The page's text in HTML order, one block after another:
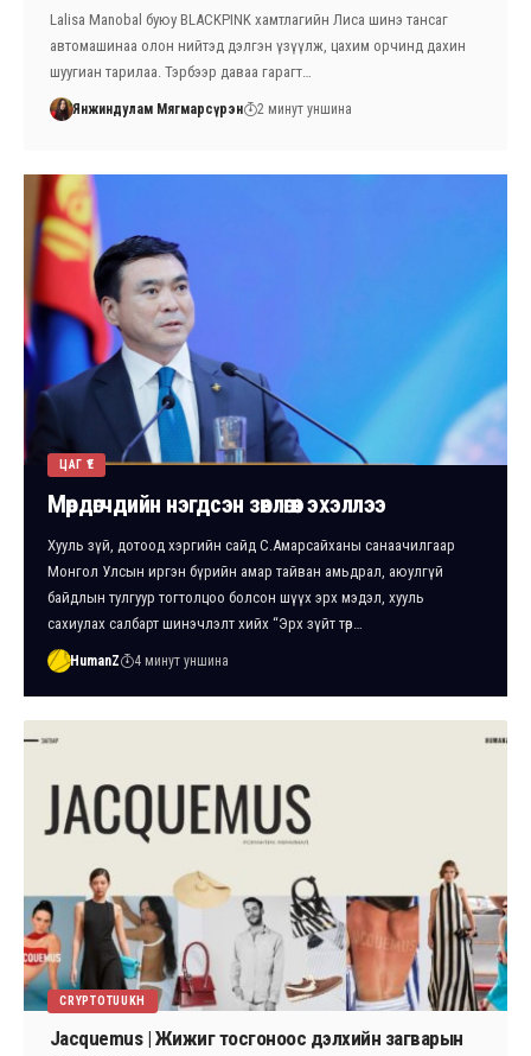
Lalisa Manobal буюу BLACKPINK хамтлагийн Лиса шинэ тансаг
автомашинаа олон нийтэд дэлгэн үзүүлж, цахим орчинд дахин
шуугиан тарилаа. Тэрбээр даваа гарагт…
Янжиндулам Мягмарсүрэн 2 минут уншина
ЦАГ ҮЕ
Мөрдөгчдийн нэгдсэн зөвлөгөөн эхэллээ
Хууль зүй, дотоод хэргийн сайд С.Амарсайханы санаачилгаар
Монгол Улсын иргэн бүрийн амар тайван амьдрал, аюулгүй
байдлын тулгуур тогтолцоо болсон шүүх эрх мэдэл, хууль
сахиулах салбарт шинэчлэлт хийх “Эрх зүйт төр…
HumanZ 4 минут уншина
CRYPTOTUUKH
Jacquemus | Жижиг тосгоноос дэлхийн загварын